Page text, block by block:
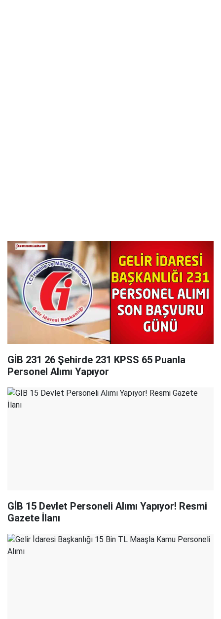
GİB 231 26 Şehirde 231 KPSS 65 Puanla
Personel Alımı Yapıyor
GİB 15 Devlet Personeli Alımı Yapıyor! Resmi
Gazete İlanı